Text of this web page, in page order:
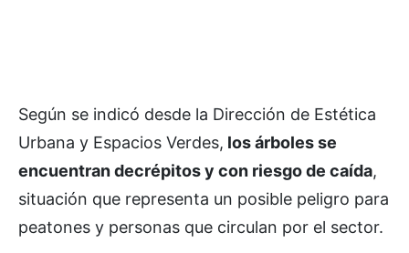
Según se indicó desde la Dirección de Estética
Urbana y Espacios Verdes, los árboles se
encuentran decrépitos y con riesgo de caída,
situación que representa un posible peligro para
peatones y personas que circulan por el sector.